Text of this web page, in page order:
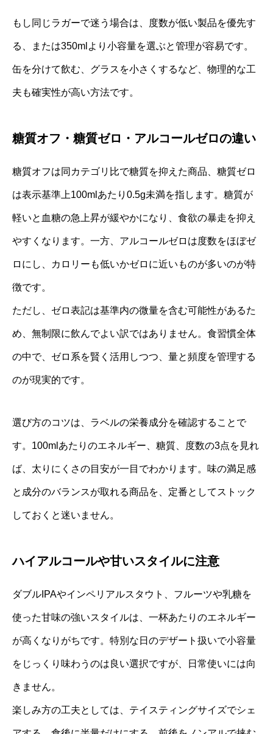
もし同じラガーで迷う場合は、度数が低い製品を優先す
る、または350mlより小容量を選ぶと管理が容易です。
缶を分けて飲む、グラスを小さくするなど、物理的な工
夫も確実性が高い方法です。
糖質オフ・糖質ゼロ・アルコールゼロの違い
糖質オフは同カテゴリ比で糖質を抑えた商品、糖質ゼロ
は表示基準上100mlあたり0.5g未満を指します。糖質が
軽いと血糖の急上昇が緩やかになり、食欲の暴走を抑え
やすくなります。一方、アルコールゼロは度数をほぼゼ
ロにし、カロリーも低いかゼロに近いものが多いのが特
徴です。
ただし、ゼロ表記は基準内の微量を含む可能性があるた
め、無制限に飲んでよい訳ではありません。食習慣全体
の中で、ゼロ系を賢く活用しつつ、量と頻度を管理する
のが現実的です。
選び方のコツは、ラベルの栄養成分を確認することで
す。100mlあたりのエネルギー、糖質、度数の3点を見れ
ば、太りにくさの目安が一目でわかります。味の満足感
と成分のバランスが取れる商品を、定番としてストック
しておくと迷いません。
ハイアルコールや甘いスタイルに注意
ダブルIPAやインペリアルスタウト、フルーツや乳糖を
使った甘味の強いスタイルは、一杯あたりのエネルギー
が高くなりがちです。特別な日のデザート扱いで小容量
をじっくり味わうのは良い選択ですが、日常使いには向
きません。
楽しみ方の工夫としては、テイスティングサイズでシェ